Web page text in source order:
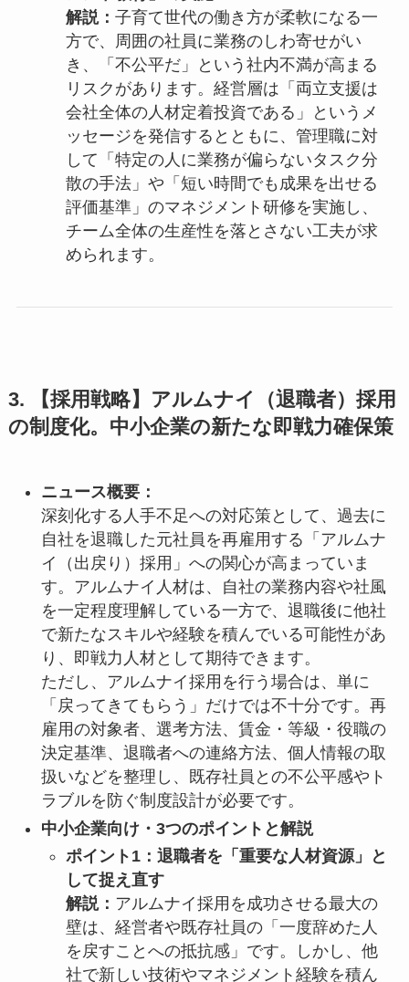
解説： 子育て世代の働き方が柔軟になる一
方で、周囲の社員に業務のしわ寄せがい
き、「不公平だ」という社内不満が高まる
リスクがあります。経営層は「両立支援は
会社全体の人材定着投資である」というメ
ッセージを発信するとともに、管理職に対
して「特定の人に業務が偏らないタスク分
散の手法」や「短い時間でも成果を出せる
評価基準」のマネジメント研修を実施し、
チーム全体の生産性を落とさない工夫が求
められます。
3. 【採用戦略】アルムナイ（退職者）採用
の制度化。中小企業の新たな即戦力確保策
ニュース概要：
深刻化する人手不足への対応策として、過去に
自社を退職した元社員を再雇用する「アルムナ
イ（出戻り）採用」への関心が高まっていま
す。アルムナイ人材は、自社の業務内容や社風
を一定程度理解している一方で、退職後に他社
で新たなスキルや経験を積んでいる可能性があ
り、即戦力人材として期待できます。
ただし、アルムナイ採用を行う場合は、単に
「戻ってきてもらう」だけでは不十分です。再
雇用の対象者、選考方法、賃金・等級・役職の
決定基準、退職者への連絡方法、個人情報の取
扱いなどを整理し、既存社員との不公平感やト
ラブルを防ぐ制度設計が必要です。
中小企業向け・3つのポイントと解説
ポイント1：退職者を「重要な人材資源」と
して捉え直す
解説： アルムナイ採用を成功させる最大の
壁は、経営者や既存社員の「一度辞めた人
を戻すことへの抵抗感」です。しかし、他
社で新しい技術やマネジメント経験を積ん